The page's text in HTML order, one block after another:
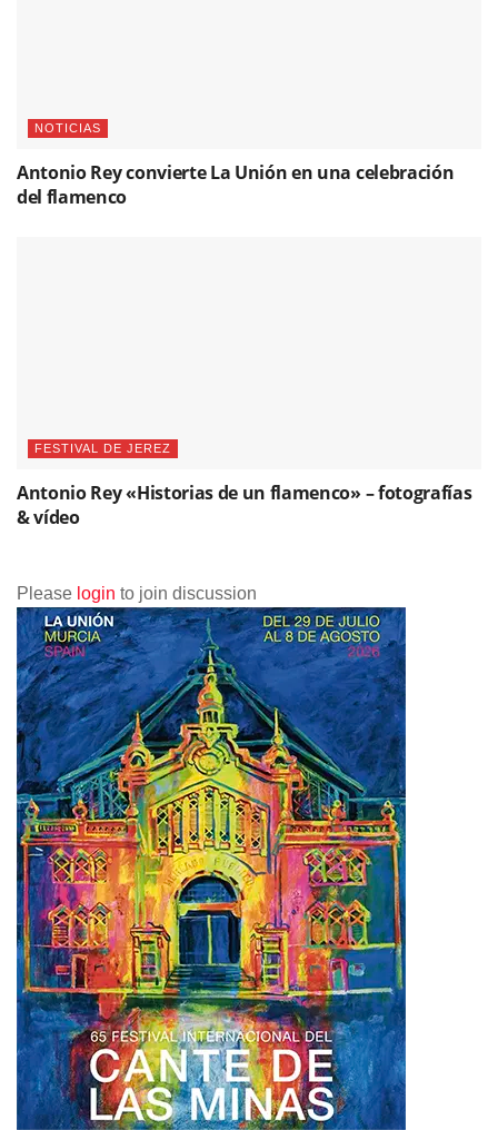
NOTICIAS
Antonio Rey convierte La Unión en una celebración
del flamenco
FESTIVAL DE JEREZ
Antonio Rey «Historias de un flamenco» – fotografías
& vídeo
Please login to join discussion